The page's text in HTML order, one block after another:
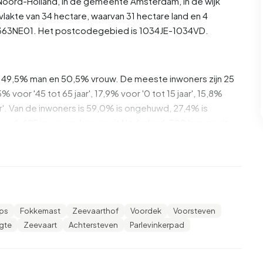
van 34 hectare, waarvan 31 hectare land en 4
Het postcodegebied is 1034JE-1034VD.
man en 50,5% vrouw. De meeste inwoners zijn 25
voor '45 tot 65 jaar', 17,9% voor '0 tot 15 jaar', 15,8%
Van de inwoners is 59,0% is ongehuwd, 27,4% is
Het gemiddelde inkomen per inkomensontvanger
gemiddelde van €35.800. Per inwoner ligt het
Fokkemast Zeevaarthof Voordek
Voorsteven
Zeevaart Achtersteven Parlevinkerpad